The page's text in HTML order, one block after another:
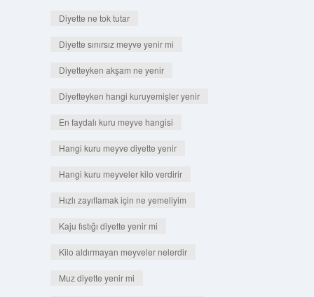
Diyette ne tok tutar
Diyette sınırsız meyve yenir mi
Diyetteyken akşam ne yenir
Diyetteyken hangi kuruyemişler yenir
En faydalı kuru meyve hangisi
Hangi kuru meyve diyette yenir
Hangi kuru meyveler kilo verdirir
Hızlı zayıflamak için ne yemeliyim
Kaju fıstığı diyette yenir mi
Kilo aldırmayan meyveler nelerdir
Muz diyette yenir mi